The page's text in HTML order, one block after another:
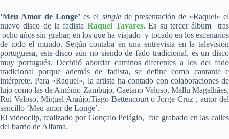
‘Meu Amor de Longe’ es el singlede presentación de «Raquel» el
nuevo disco de la fadista Raquel Tavares. Es su tercer álbum tras
ocho años sin grabar, en los que ha viajado y tocado en los escenarios
de todo el mundo. Según contaba en una entrevista en la televisión
portuguesa, este disco aún no siendo de fado tradicional, es un disco
muy portugués. Decidió abordar caminos diferentes a los del fado
tradicional porque además de fadista, se define como cantante e
intérprete. Para «Raquel», la artista ha contado con colaboraciones de
lujo como las de António Zambujo, Caetano Veloso, Mallu Magalhães,
Rui Veloso, Miguel Araújo,Tiago Bettencourt o Jorge Cruz , autor del
sencillo ‘Meu amor de Longe’.
El videoclip, realizado por Gonçalo Pelágio, fue grabado en las calles
del barrio de Alfama.